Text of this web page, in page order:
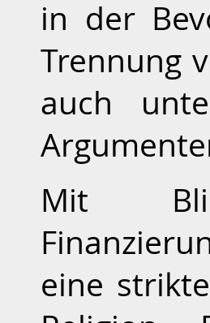
in der
Trennung
auch
Mit
eine